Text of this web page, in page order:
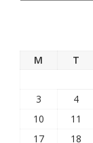
M T
3
4
10
11
17
18